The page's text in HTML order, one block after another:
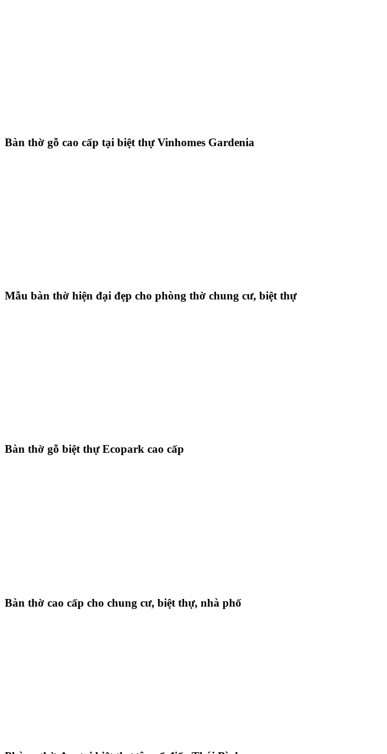
Bàn thờ gỗ cao cấp tại biệt thự Vinhomes Gardenia
Mẫu bàn thờ hiện đại đẹp cho phòng thờ chung cư, biệt thự
Bàn thờ gỗ biệt thự Ecopark cao cấp
Bàn thờ cao cấp cho chung cư, biệt thự, nhà phố